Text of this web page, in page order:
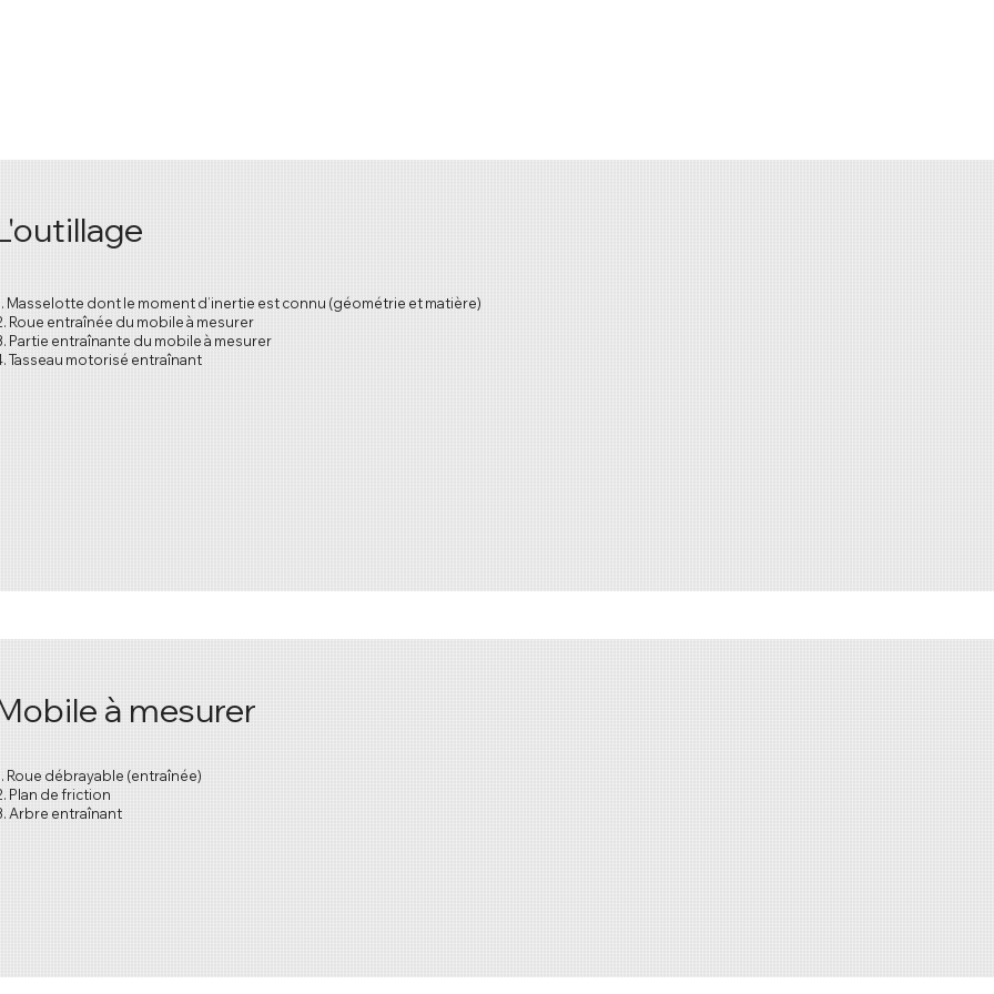
Masselotte dont le moment d’inertie est connu (géométrie et matière)
Roue entraînée du mobile à mesurer
Partie entraînante du mobile à mesurer
Tasseau motorisé entraînant
à mesurer
Roue débrayable (entraînée)
Plan de friction
Arbre entraînant